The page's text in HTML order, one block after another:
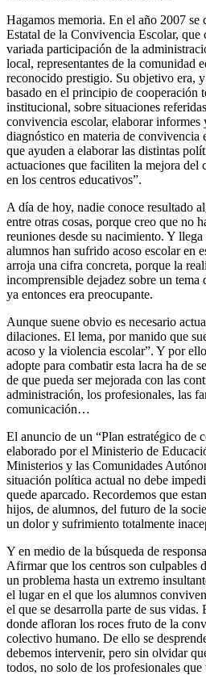
Hagamos memoria. En el año 2007
Estatal de la Convivencia Escolar, que
variada participación de la
local, representantes de la comunidad
reconocido prestigio. Su objetivo era,
basado en el principio de cooperación
institucional, sobre situaciones
convivencia escolar, elaborar informes
diagnóstico en materia de convivencia
que ayuden a elaborar las distintas
actuaciones que faciliten la mejora del
en los centros educativos”.
A día de hoy, nadie conoce resultado
entre otras cosas, porque creo que no
reuniones desde su nacimiento. Y
alumnos han sufrido acoso escolar en
arroja una cifra concreta, porque la
incomprensible dejadez sobre un tema
ya entonces era preocupante.
Aunque suene obvio es necesario
dilaciones. El lema, por manido que
acoso y la violencia escolar”. Y por
adopte para combatir esta lacra ha de
de que pueda ser mejorada con las
administración, los profesionales, las
comunicación…
El anuncio de un “Plan estratégico de
elaborado por el Ministerio de
Ministerios y las Comunidades
situación política actual no debe
quede aparcado. Recordemos que
hijos, de alumnos, del futuro de la
un dolor y sufrimiento totalmente
Y en medio de la búsqueda de
Afirmar que los centros son culpables
un problema hasta un extremo
el lugar en el que los alumnos
el que se desarrolla parte de sus
donde afloran los roces fruto de la
colectivo humano. De ello se
debemos intervenir, pero sin olvidar
todos, no solo de los profesionales que